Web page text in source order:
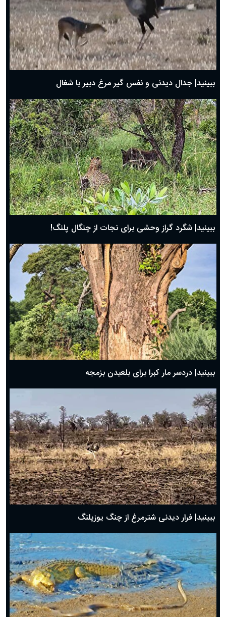
دعای روز سوم ماه مبارک رمضان؛ ۱۴ اسفند ۱۴۰۴
دعای روز دوم ماه مبارک رمضان ۱ اسفند ماه ۱۴۰۴
دعای روز اول ماه مبارک رمضان، ۳۰ بهمن ۱۴۰۴
حضرت زینب(س) چگونه از دنیا رفت؟
بهترین پیامک تبریک روز پدر ۱۴۰۴؛ جملات زیبا و صمیمانه
ببینید| جدال دیدنی و نفس گیر مرغ دبیر با شغال
ببینید| شگرد گراز وحشی برای نجات از چنگال پلنگ!
ببینید| دردسر مار کبرا برای بلعیدن بزمجه
ببینید| فرار دیدنی شترمرغ از چنگ یوزپلنگ